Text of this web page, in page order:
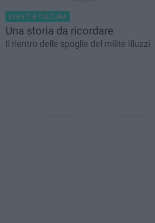
EVENTI E CULTURA
Una storia da ricordare
Il rientro delle spoglie del milite Illuzzi